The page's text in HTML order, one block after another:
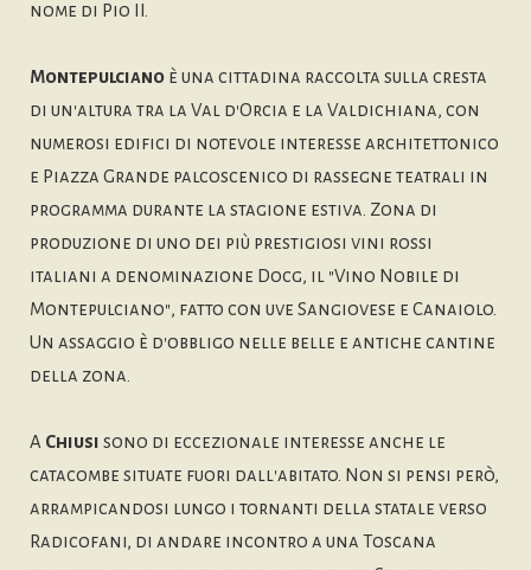
nome di Pio II.
Montepulciano è una cittadina raccolta sulla cresta
di un'altura tra la Val d'Orcia e la Valdichiana, con
numerosi edifici di notevole interesse architettonico
e Piazza Grande palcoscenico di rassegne teatrali in
programma durante la stagione estiva. Zona di
produzione di uno dei più prestigiosi vini rossi
italiani a denominazione Docg, il "Vino Nobile di
Montepulciano", fatto con uve Sangiovese e Canaiolo.
Un assaggio è d'obbligo nelle belle e antiche cantine
della zona.
A Chiusi sono di eccezionale interesse anche le
catacombe situate fuori dall'abitato. Non si pensi però,
arrampicandosi lungo i tornanti della statale verso
Radicofani, di andare incontro a una Toscana